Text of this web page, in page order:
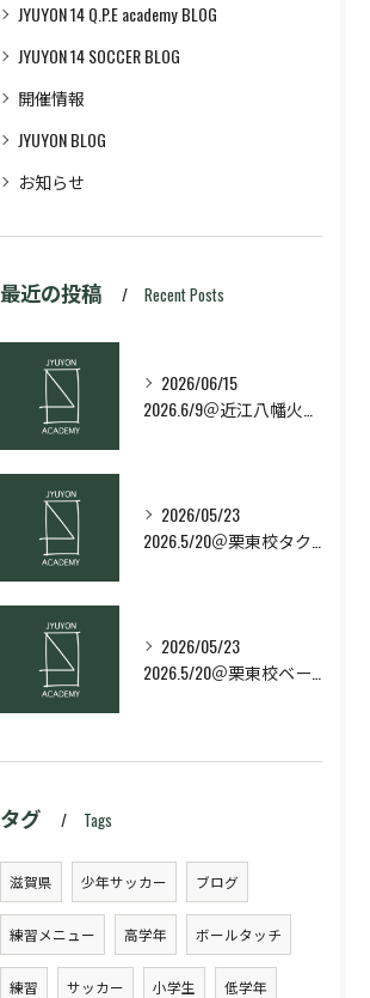
JYUYON 14 Q.P.E academy BLOG
JYUYON 14 SOCCER BLOG
開催情報
JYUYON BLOG
お知らせ
最近の投稿 Recent Posts
2026/06/15
2026/05/23
2026/05/23
タグ Tags
滋賀県 少年サッカー ブログ
練習メニュー 高学年 ボールタッチ
練習 サッカー 小学生 低学年